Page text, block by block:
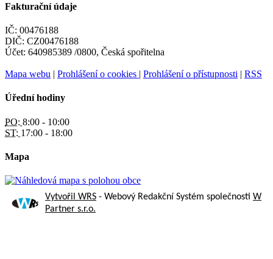
Fakturační údaje
IČ: 00476188
DIČ: CZ00476188
Účet: 640985389 /0800, Česká spořitelna
Mapa webu | Prohlášení o cookies | Prohlášení o přístupnosti | RSS
Úřední hodiny
PO: 8:00 - 10:00
ST: 17:00 - 18:00
Mapa
Vytvořil WRS - Webový Redakční Systém společnosti W
Partner s.r.o.